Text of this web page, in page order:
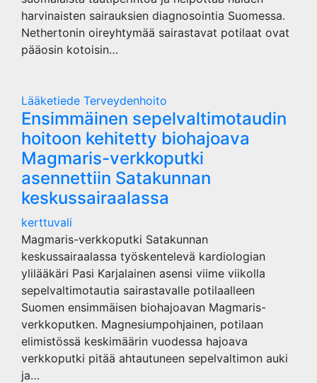
harvinaisten sairauksien diagnosointia Suomessa.
Nethertonin oireyhtymää sairastavat potilaat ovat
pääosin kotoisin…
Lääketiede Terveydenhoito
Ensimmäinen sepelvaltimotaudin
hoitoon kehitetty biohajoava
Magmaris-verkkoputki
asennettiin Satakunnan
keskussairaalassa
kerttuvali
Magmaris-verkkoputki Satakunnan
keskussairaalassa työskentelevä kardiologian
ylilääkäri Pasi Karjalainen asensi viime viikolla
sepelvaltimotautia sairastavalle potilaalleen
Suomen ensimmäisen biohajoavan Magmaris-
verkkoputken. Magnesiumpohjainen, potilaan
elimistössä keskimäärin vuodessa hajoava
verkkoputki pitää ahtautuneen sepelvaltimon auki
ja…